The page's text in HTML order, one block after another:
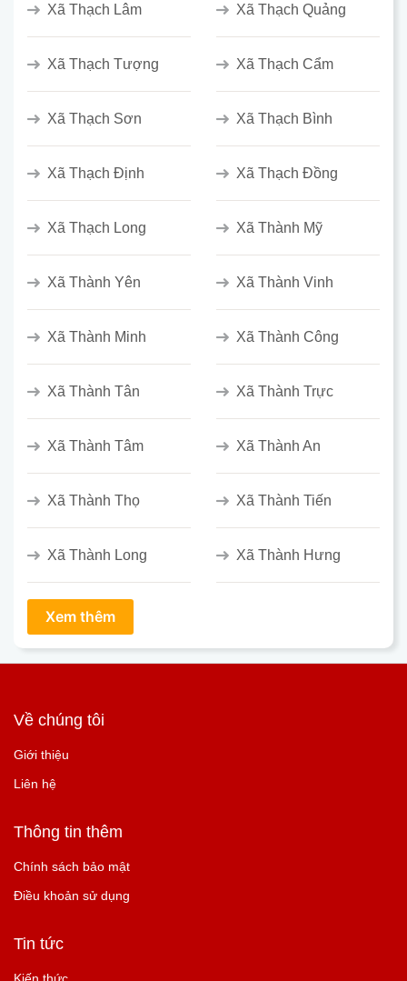
Xã Thạch Lâm Xã Thạch Quảng
Xã Thạch Tượng Xã Thạch Cẩm
Xã Thạch Sơn Xã Thạch Bình
Xã Thạch Định Xã Thạch Đồng
Xã Thạch Long Xã Thành Mỹ
Xã Thành Yên Xã Thành Vinh
Xã Thành Minh Xã Thành Công
Xã Thành Tân Xã Thành Trực
Xã Thành Tâm Xã Thành An
Xã Thành Thọ Xã Thành Tiến
Xã Thành Long Xã Thành Hưng
Về chúng tôi
Giới thiệu
Liên hệ
Thông tin thêm
Chính sách bảo mật
Điều khoản sử dụng
Tin tức
Kiến thức